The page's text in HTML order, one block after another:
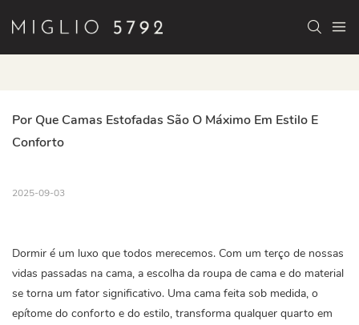
Por Que Camas Estofadas São O Máximo Em Estilo E
Conforto
2025-09-03
Dormir é um luxo que todos merecemos. Com um terço de nossas
vidas passadas na cama, a escolha da roupa de cama e do material
se torna um fator significativo. Uma cama feita sob medida, o
epítome do conforto e do estilo, transforma qualquer quarto em